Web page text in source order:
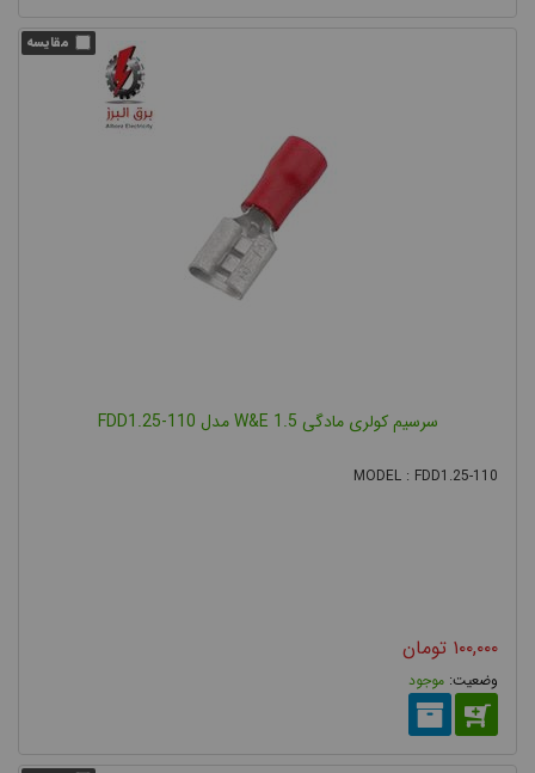
سرسیم کولری مادگی 1.5 W&E مدل FDD1.25-110
MODEL : FDD1.25-110
۱۰۰,۰۰۰ تومان
موجود